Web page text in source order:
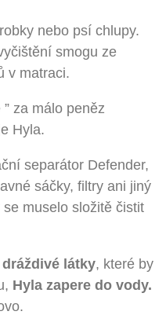
nebo psí chlupy.
smogu ze
v matraci.
za málo peněz
Hyla.
separátor Defender,
sáčky, filtry ani jiný
muselo složitě čistit
látky, které by
Hyla zapere do vody.